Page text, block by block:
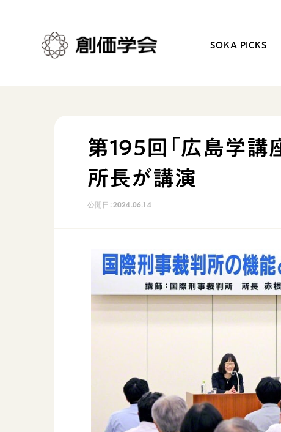
SOKA PICKS
自他共の幸福
創価学会の三代会長
学会永遠の五指針
朝晩の祈り（勤行・唱題）
年間の活動について
友人葬
彼岸
基本情報
第195回「広島学
所長が講演
公開日：2024.06.14